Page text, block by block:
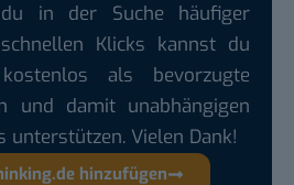
in der Suche häufiger
Klicks kannst du
als bevorzugte
und damit unabhängigen
unterstützen. Vielen Dank!
hinzufügen